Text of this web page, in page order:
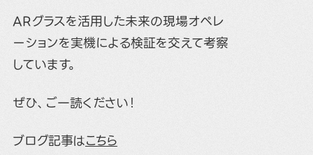
ARグラスを活用した未来の現場オペレ
ーションを実機による検証を交えて考察
しています。
ぜひ、ご一読ください！
ブログ記事はこちら